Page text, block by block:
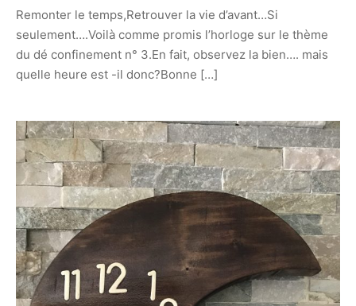
Remonter le temps,Retrouver la vie d’avant…Si
seulement….Voilà comme promis l’horloge sur le thème
du dé confinement n° 3.En fait, observez la bien…. mais
quelle heure est -il donc?Bonne […]